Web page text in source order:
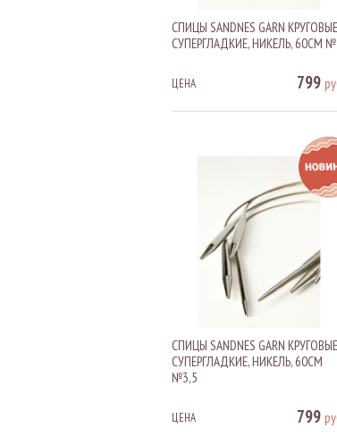
СПИЦЫ SANDNES GARN
СУПЕРГЛАДКИЕ, НИКЕЛЬ, 60СМ
ЦЕНА 799
СПИЦЫ SANDNES GARN
СУПЕРГЛАДКИЕ, НИКЕЛЬ, 60СМ
№3,5
ЦЕНА 799